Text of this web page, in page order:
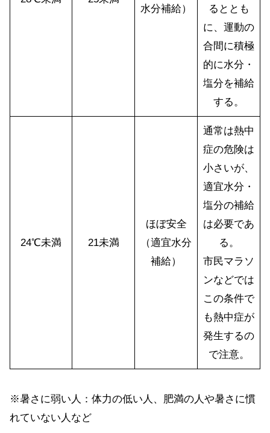
水分補給）
るととも
に、運動の
合間に積極
的に水分・
塩分を補給
する。
24℃未満 21未満
ほぼ安全
（適宜水分
補給）
通常は熱中
症の危険は
小さいが、
適宜水分・
塩分の補給
は必要であ
る。
市民マラソ
ンなどでは
この条件で
も熱中症が
発生するの
で注意。
※暑さに弱い人：体力の低い人、肥満の人や暑さに慣
れていない人など